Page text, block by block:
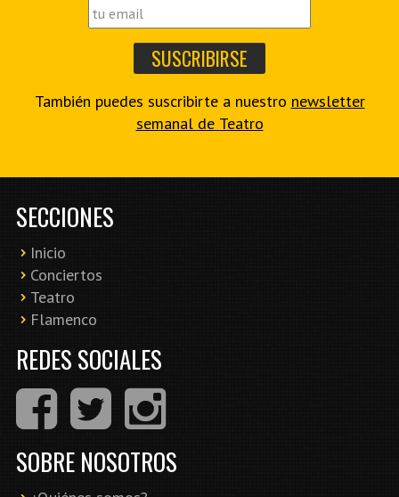
También puedes suscribirte a nuestro newsletter
semanal de Teatro
SECCIONES
Inicio
Conciertos
Teatro
Flamenco
REDES SOCIALES
SOBRE NOSOTROS